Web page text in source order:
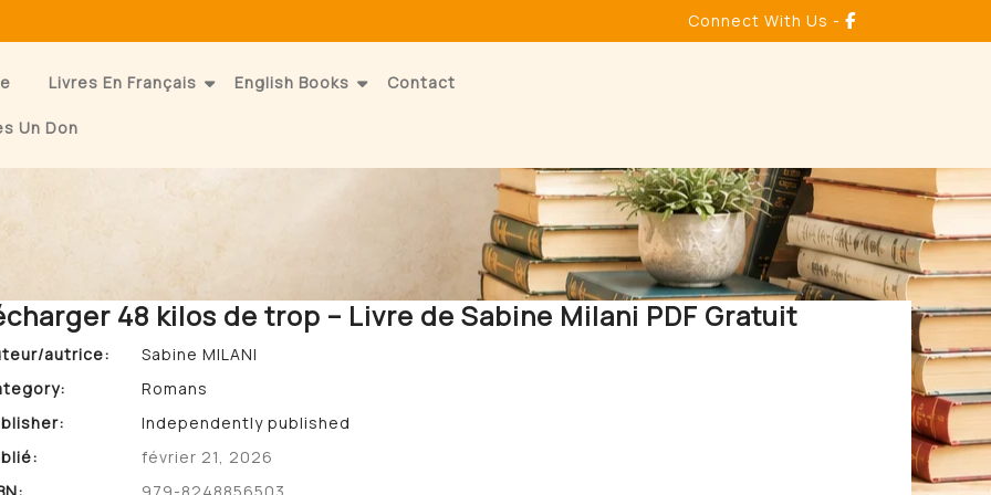
Connect With Us -
Livres En Français English Books Contact
Un Don
48 kilos de trop – Livre de Sabine Milani PDF Gratuit
autrice:
Sabine MILANI
Romans
Independently published
février 21, 2026